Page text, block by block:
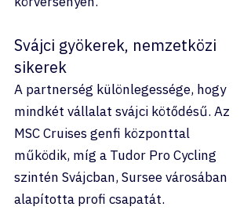
Svájci gyökerek, nemzetközi
sikerek
A partnerség különlegessége, hogy
mindkét vállalat svájci kötődésű. Az
MSC Cruises genfi központtal
működik, míg a Tudor Pro Cycling
szintén Svájcban, Sursee városában
alapította profi csapatát.